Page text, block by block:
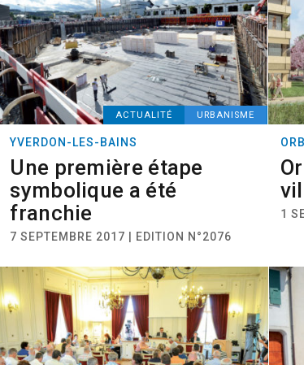
ACTUALITÉ URBANISME
YVERDON-LES-BAINS
Une première étape
symbolique a été
franchie
7 SEPTEMBRE 2017 | EDITION N°2076
1